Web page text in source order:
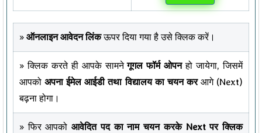
» ऑनलाइन आवेदन लिंकऊपर दिया गया है उसे क्लिक करें।
» क्लिक करते ही आपके सामनेगूगल फॉर्म ओपनहो जायेगा, जिसमें
आपकोअपना ईमेल आईडी तथा विद्यालय का चयन कर आगे (Next)
बढ़ना होगा।
» फिर आपकोआवेदित पद का नाम चयन करके Next पर क्लिक